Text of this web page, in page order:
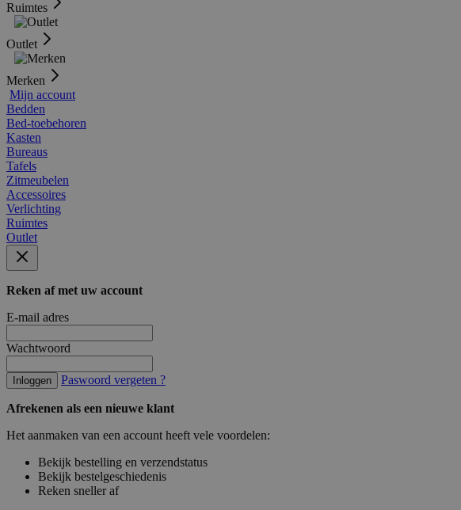
Ruimtes
Outlet
Merken
Mijn account
Bedden
Bed-toebehoren
Kasten
Bureaus
Tafels
Zitmeubelen
Accessoires
Verlichting
Ruimtes
Outlet
Reken af met uw account
E-mail adres
Wachtwoord
Inloggen Paswoord vergeten ?
Afrekenen als een nieuwe klant
Het aanmaken van een account heeft vele voordelen:
Bekijk bestelling en verzendstatus
Bekijk bestelgeschiedenis
Reken sneller af